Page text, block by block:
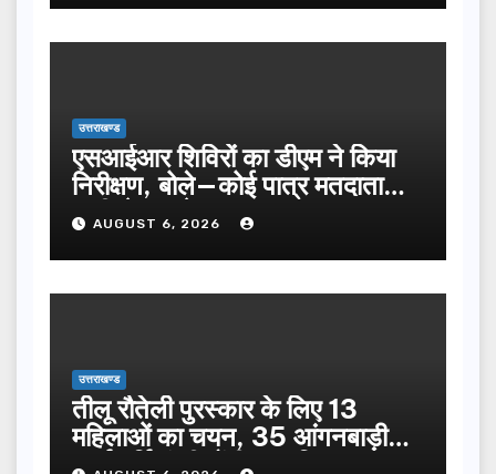
उत्तराखण्ड
एसआईआर शिविरों का डीएम ने किया
निरीक्षण, बोले—कोई पात्र मतदाता
सूची से न छूटे…
AUGUST 6, 2026
उत्तराखण्ड
तीलू रौतेली पुरस्कार के लिए 13
महिलाओं का चयन, 35 आंगनबाड़ी
कार्यकर्तियां भी होंगी सम्मानित…